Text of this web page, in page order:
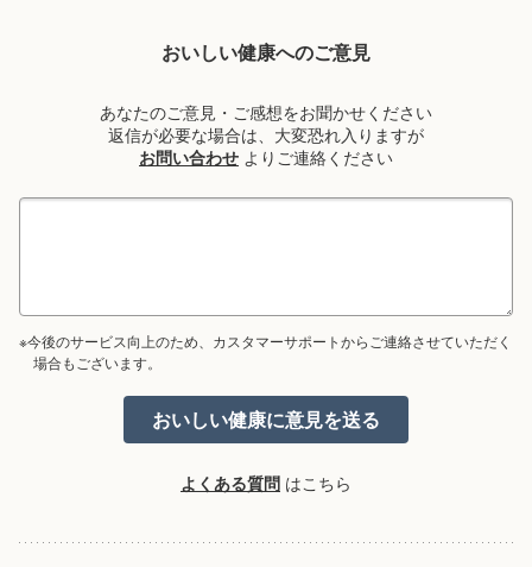
おいしい健康へのご意見
あなたのご意見・ご感想をお聞かせください
返信が必要な場合は、大変恐れ入りますが
お問い合わせ よりご連絡ください
※今後のサービス向上のため、カスタマーサポートからご連絡させていただく
場合もございます。
よくある質問 はこちら